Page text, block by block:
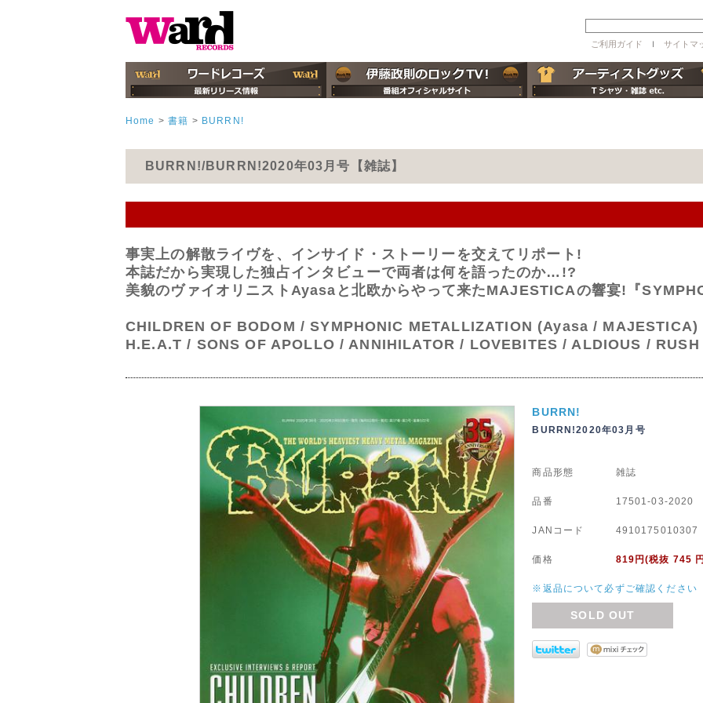
ご利用ガイド ｌ サイトマ
Home > 書籍 > BURRN!
BURRN!/BURRN!2020年03月号【雑誌】
事実上の解散ライヴを、インサイド・ストーリーを交えてリポート!
本誌だから実現した独占インタビューで両者は何を語ったのか…!?
美貌のヴァイオリニストAyasaと北欧からやって来たMAJESTICAの響宴!『
CHILDREN OF BODOM / SYMPHONIC METALLIZATION (Ayasa /
H.E.A.T / SONS OF APOLLO / ANNIHILATOR / LOVEBITES / ALDIOUS /
BURRN!
BURRN!2020年03月号
商品形態 雑誌
品番 17501-03-2020
JANコード 4910175010307
価格 819円(税抜 745
※返品について必ずご確認ください
SOLD OUT